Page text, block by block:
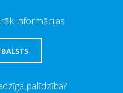
informācijas
palīdzība?